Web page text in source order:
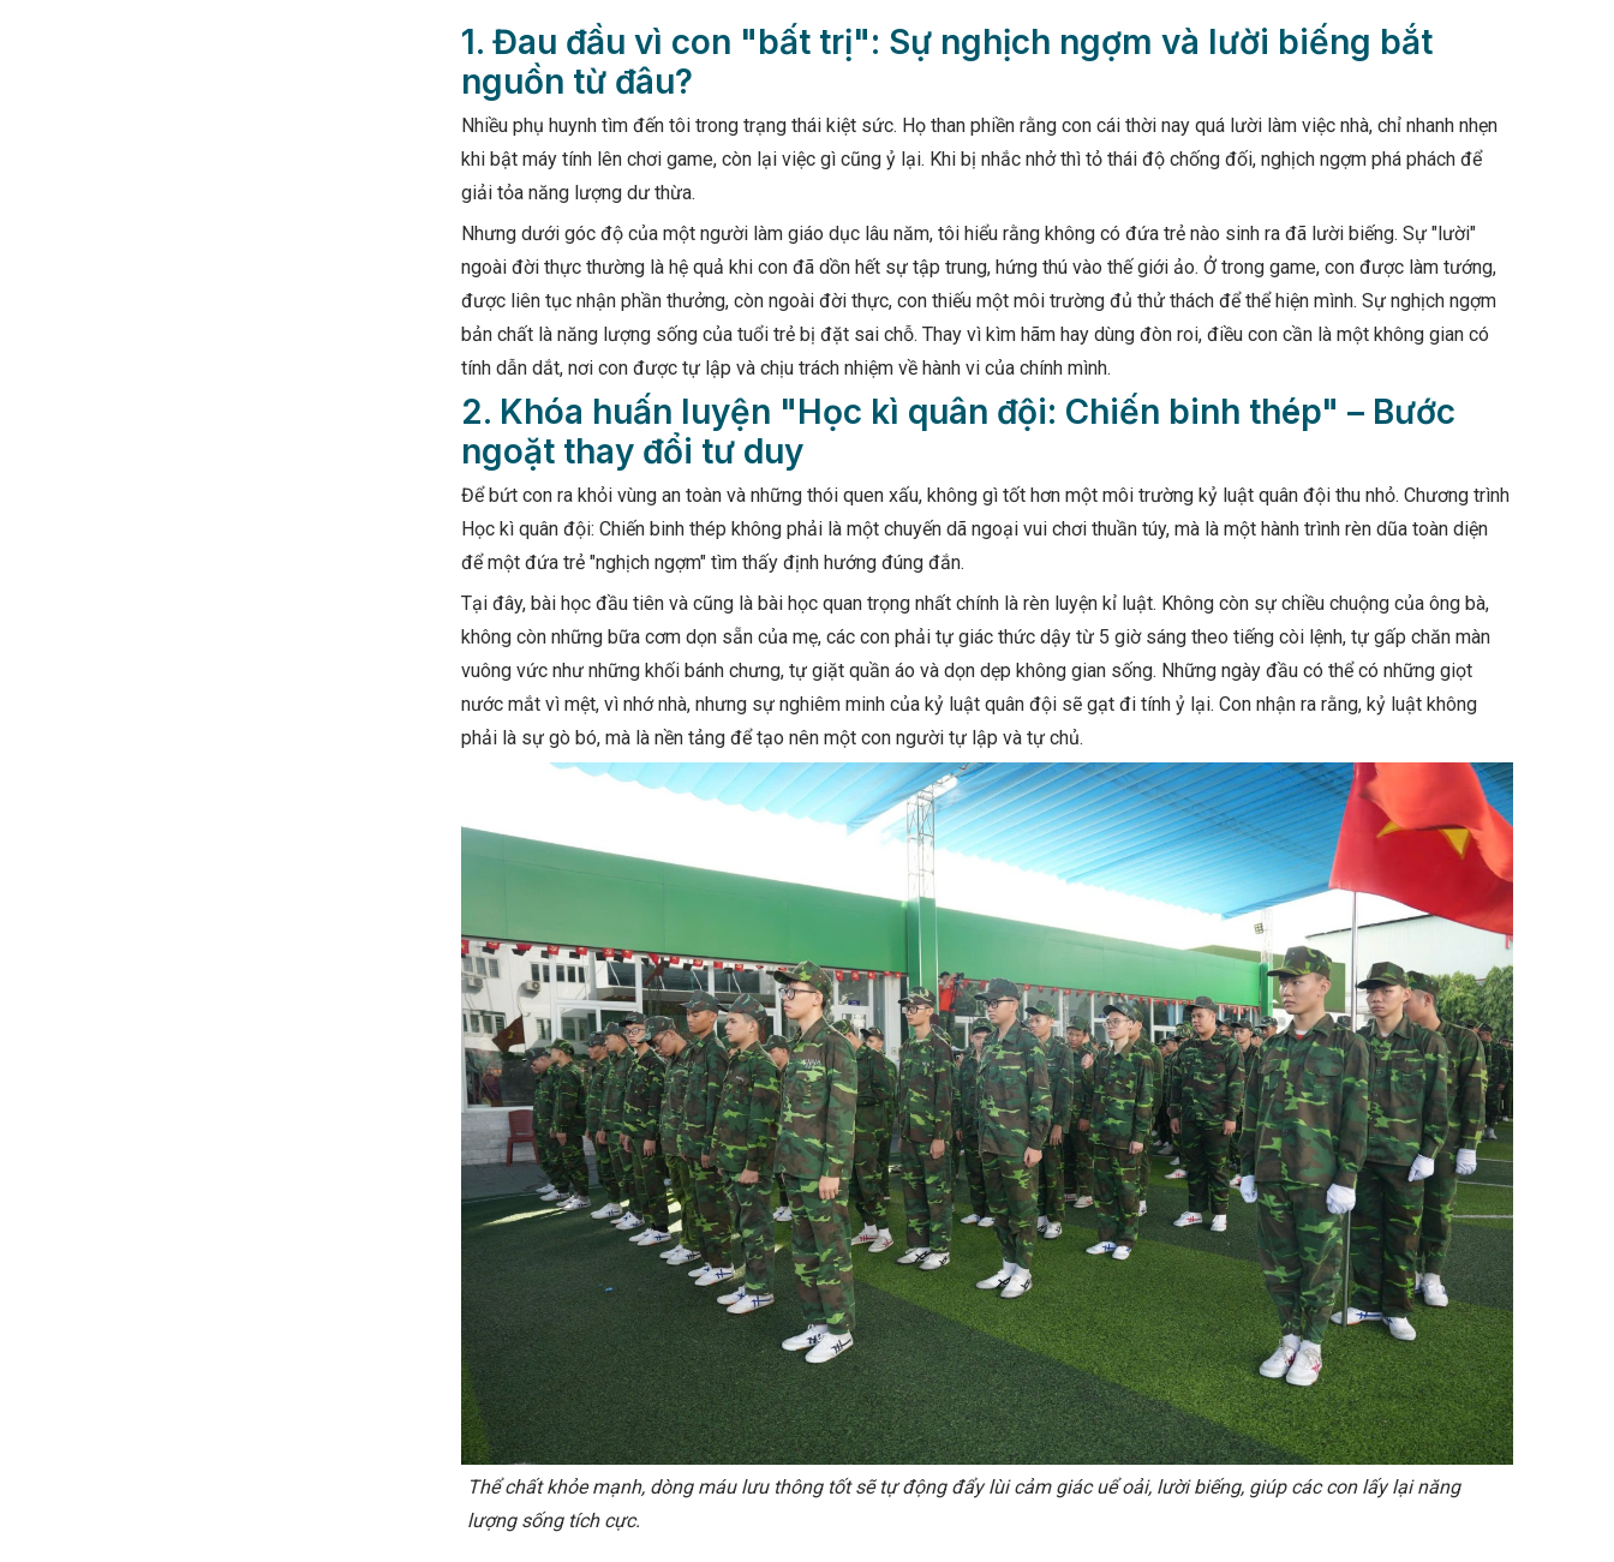
1. Đau đầu vì con "bất trị": Sự nghịch ngợm và lười biếng bắt
nguồn từ đâu?
Nhiều phụ huynh tìm đến tôi trong trạng thái kiệt sức. Họ than phiền rằng con cái thời nay quá lười làm việc nhà, chỉ nhanh nhẹn
khi bật máy tính lên chơi game, còn lại việc gì cũng ỷ lại. Khi bị nhắc nhở thì tỏ thái độ chống đối, nghịch ngợm phá phách để
giải tỏa năng lượng dư thừa.
Nhưng dưới góc độ của một người làm giáo dục lâu năm, tôi hiểu rằng không có đứa trẻ nào sinh ra đã lười biếng. Sự "lười"
ngoài đời thực thường là hệ quả khi con đã dồn hết sự tập trung, hứng thú vào thế giới ảo. Ở trong game, con được làm tướng,
được liên tục nhận phần thưởng, còn ngoài đời thực, con thiếu một môi trường đủ thử thách để thể hiện mình. Sự nghịch ngợm
bản chất là năng lượng sống của tuổi trẻ bị đặt sai chỗ. Thay vì kìm hãm hay dùng đòn roi, điều con cần là một không gian có
tính dẫn dắt, nơi con được tự lập và chịu trách nhiệm về hành vi của chính mình.
2. Khóa huấn luyện "Học kì quân đội: Chiến binh thép" – Bước
ngoặt thay đổi tư duy
Để bứt con ra khỏi vùng an toàn và những thói quen xấu, không gì tốt hơn một môi trường kỷ luật quân đội thu nhỏ. Chương trình
Học kì quân đội: Chiến binh thép không phải là một chuyến dã ngoại vui chơi thuần túy, mà là một hành trình rèn dũa toàn diện
để một đứa trẻ "nghịch ngợm" tìm thấy định hướng đúng đắn.
Tại đây, bài học đầu tiên và cũng là bài học quan trọng nhất chính là rèn luyện kỉ luật. Không còn sự chiều chuộng của ông bà,
không còn những bữa cơm dọn sẵn của mẹ, các con phải tự giác thức dậy từ 5 giờ sáng theo tiếng còi lệnh, tự gấp chăn màn
vuông vức như những khối bánh chưng, tự giặt quần áo và dọn dẹp không gian sống. Những ngày đầu có thể có những giọt
nước mắt vì mệt, vì nhớ nhà, nhưng sự nghiêm minh của kỷ luật quân đội sẽ gạt đi tính ỷ lại. Con nhận ra rằng, kỷ luật không
phải là sự gò bó, mà là nền tảng để tạo nên một con người tự lập và tự chủ.
Thể chất khỏe mạnh, dòng máu lưu thông tốt sẽ tự động đẩy lùi cảm giác uể oải, lười biếng, giúp các con lấy lại năng
lượng sống tích cực.